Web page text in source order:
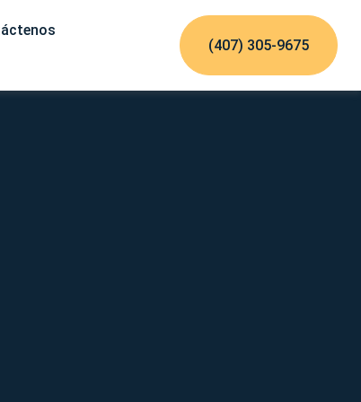
(407) 305-9675